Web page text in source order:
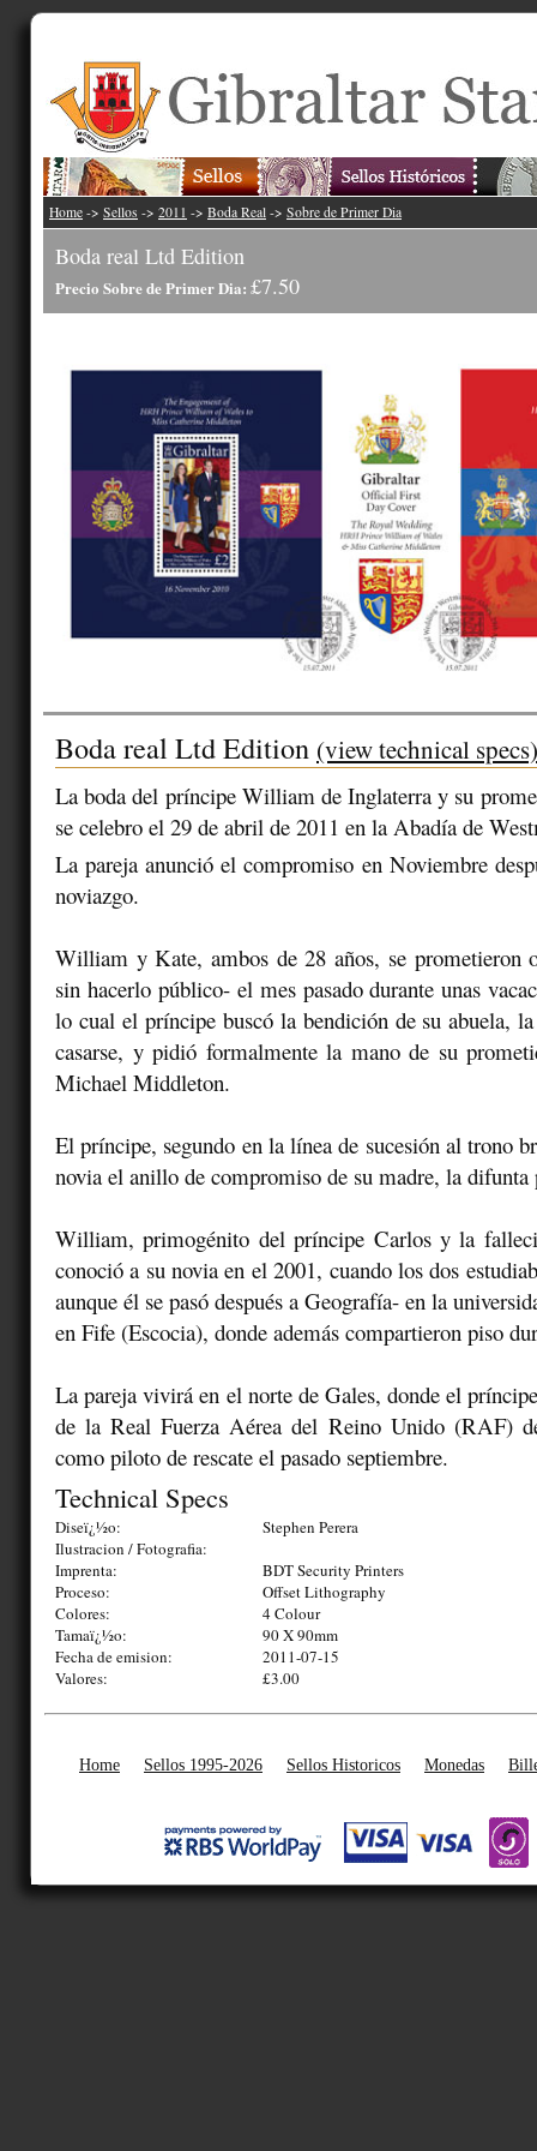
Home -> Sellos -> 2011 -> Boda Real -> Sobre de Primer Dia
Boda real Ltd Edition
Precio Sobre de Primer Dia: £7.50
Boda real Ltd Edition (view technical specs)
La boda del príncipe William de Inglaterra y su
se celebro el 29 de abril de 2011 en la Abadía de
La pareja anunció el compromiso en Noviembre
noviazgo.
William y Kate, ambos de 28 años, se prometieron
sin hacerlo público- el mes pasado durante unas
lo cual el príncipe buscó la bendición de su abuela,
casarse, y pidió formalmente la mano de su
Michael Middleton.
El príncipe, segundo en la línea de sucesión al trono
novia el anillo de compromiso de su madre, la difunta
William, primogénito del príncipe Carlos y la
conoció a su novia en el 2001, cuando los dos
aunque él se pasó después a Geografía- en la
en Fife (Escocia), donde además compartieron piso
La pareja vivirá en el norte de Gales, donde el
de la Real Fuerza Aérea del Reino Unido (RAF)
como piloto de rescate el pasado septiembre.
Technical Specs
Diseï¿½o:
Stephen Perera
Ilustracion / Fotografia:
Imprenta:
BDT Security Printers
Proceso:
Offset Lithography
Colores:
4 Colour
Tamaï¿½o:
90 X 90mm
Fecha de emision:
2011-07-15
Valores:
£3.00
Home Sellos 1995-2026 Sellos Historicos Monedas